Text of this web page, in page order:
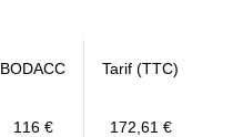
BODACC Tarif (TTC)
116 € 172,61 €